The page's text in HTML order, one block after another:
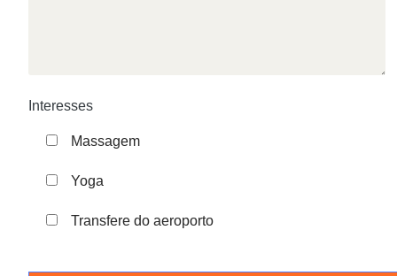
Interesses
Massagem
Yoga
Transfere do aeroporto